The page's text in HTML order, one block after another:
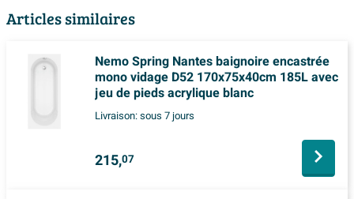
Articles similaires
Nemo Spring Nantes baignoire encastrée
mono vidage D52 170x75x40cm 185L avec
jeu de pieds acrylique blanc
Livraison:sous 7 jours
215,07